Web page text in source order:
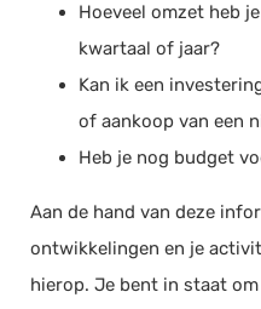
Hoeveel omzet heb
kwartaal of jaar?
Kan ik een
of aankoop van een
Heb je nog budget
Aan de hand van deze
ontwikkelingen en je
hierop. Je bent in staat